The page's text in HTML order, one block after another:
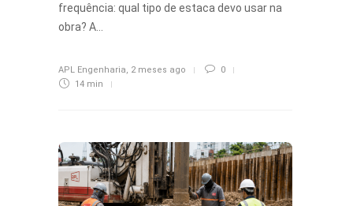
frequência: qual tipo de estaca devo usar na
obra? A…
APL Engenharia, 2 meses ago
0
14 min